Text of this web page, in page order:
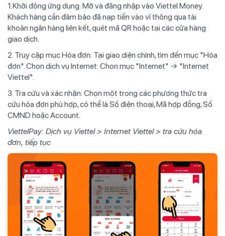
1.Khởi động ứng dụng: Mở và đăng nhập vào Viettel Money.
Khách hàng cần đảm bảo đã nạp tiền vào ví thông qua tài
khoản ngân hàng liên kết, quét mã QR hoặc tại các cửa hàng
giao dịch.
2. Truy cập mục Hóa đơn: Tại giao diện chính, tìm đến mục "Hóa
đơn". Chọn dịch vụ Internet: Chọn mục "Internet" → "Internet
Viettel".
3. Tra cứu và xác nhận: Chọn một trong các phương thức tra
cứu hóa đơn phù hợp, có thể là Số điện thoại, Mã hợp đồng, Số
CMND hoặc Account.
ViettelPay: Dịch vụ Viettel > Internet Viettel > tra cứu hóa
đơn, tiếp tục